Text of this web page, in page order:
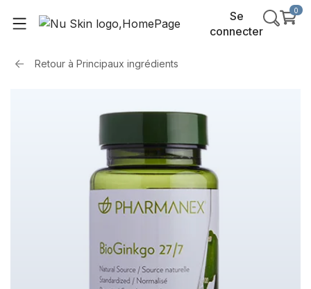
Se
connecter
0
Retour à Principaux ingrédients